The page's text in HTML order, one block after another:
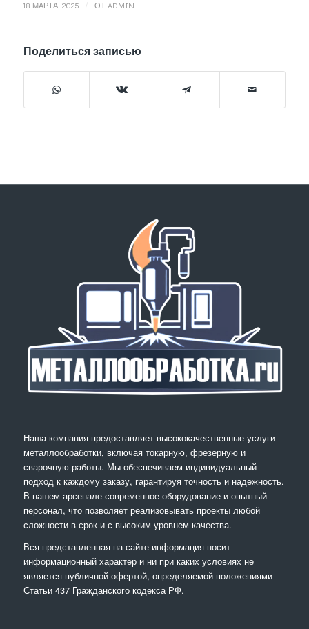
18 МАРТА, 2025 ОТ ADMIN
Поделиться записью
Наша компания предоставляет высококачественные услуги
металлообработки, включая токарную, фрезерную и
сварочную работы. Мы обеспечиваем индивидуальный
подход к каждому заказу, гарантируя точность и надежность.
В нашем арсенале современное оборудование и опытный
персонал, что позволяет реализовывать проекты любой
сложности в срок и с высоким уровнем качества.
Вся представленная на сайте информация носит
информационный характер и ни при каких условиях не
является публичной офертой, определяемой положениями
Статьи 437 Гражданского кодекса РФ.